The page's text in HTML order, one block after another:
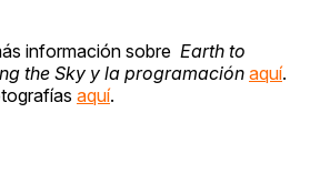
información sobre Earth to
the Sky y la programación aquí.
aquí.